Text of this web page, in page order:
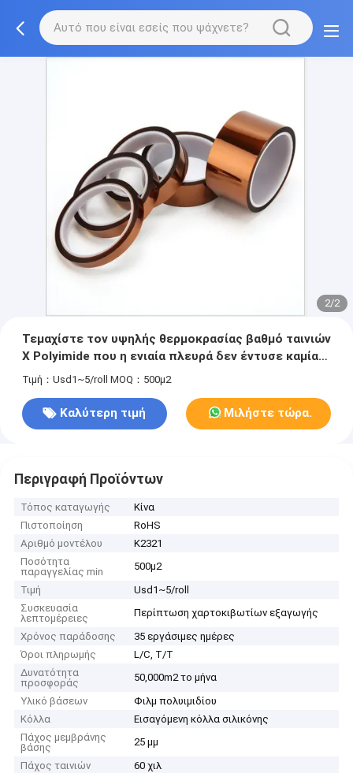
2/2
Τεμαχίστε τον υψηλής θερμοκρασίας βαθμό ταινιών
Χ Polyimide που η ενιαία πλευρά δεν έντυσε καμία
απελευθέρωση
Τιμή：Usd1~5/roll MOQ：500μ2
Καλύτερη τιμή Μιλήστε τώρα.
Περιγραφή Προϊόντων
Τόπος καταγωγής
Κίνα
Πιστοποίηση
RoHS
Αριθμό μοντέλου
K2321
Ποσότητα
παραγγελίας min
500μ2
Τιμή
Usd1~5/roll
Συσκευασία
λεπτομέρειες
Περίπτωση χαρτοκιβωτίων εξαγωγής
Χρόνος παράδοσης
35 εργάσιμες ημέρες
Όροι πληρωμής
L/C, T/T
Δυνατότητα
προσφοράς
50,000m2 το μήνα
Υλικό βάσεων
Φιλμ πολυιμιδίου
Κόλλα
Εισαγόμενη κόλλα σιλικόνης
Πάχος μεμβράνης
βάσης
25 μμ
Πάχος ταινιών
60 χιλ